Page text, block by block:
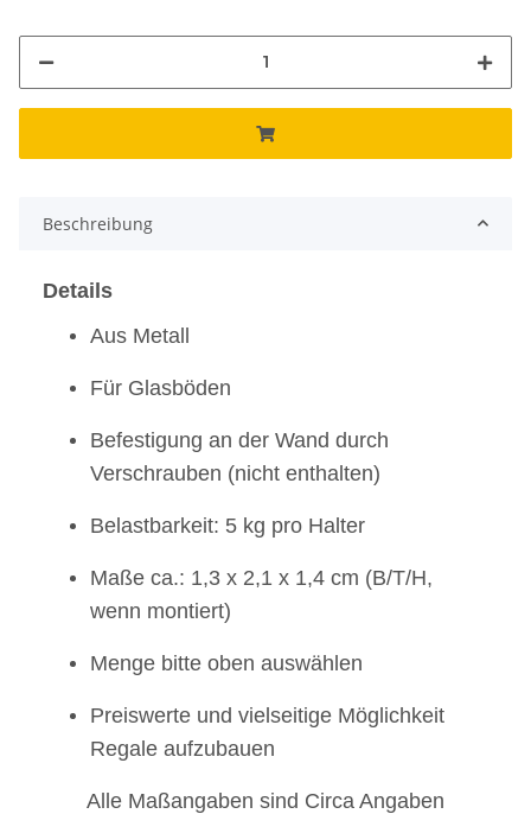
Beschreibung
Details
Aus Metall
Für Glasböden
Befestigung an der Wand durch
Verschrauben (nicht enthalten)
Belastbarkeit: 5 kg pro Halter
Maße ca.: 1,3 x 2,1 x 1,4 cm (B/T/H,
wenn montiert)
Menge bitte oben auswählen
Preiswerte und vielseitige Möglichkeit
Regale aufzubauen
Alle Maßangaben sind Circa Angaben